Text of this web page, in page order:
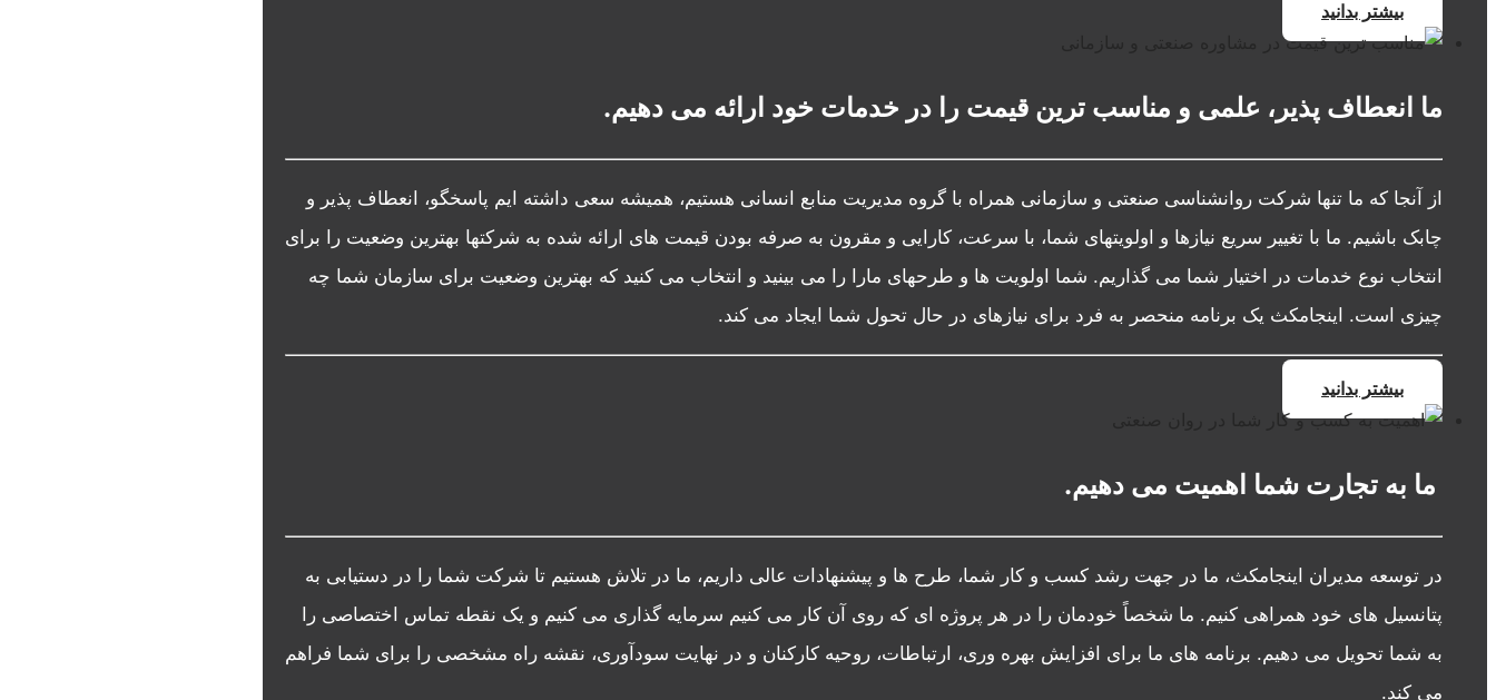
بیشتر بدانید
ما انعطاف پذیر، علمی و مناسب ترین قیمت را در خدمات خود ارائه می دهیم.
از آنجا که ما تنها شرکت روانشناسی صنعتی و سازمانی همراه با گروه مدیریت منابع انسانی هستیم، همیشه سعی داشته ایم پاسخگو، انعطاف پذیر و
چابک باشیم. ما با تغییر سریع نیازها و اولویتهای شما، با سرعت، کارایی و مقرون به صرفه بودن قیمت های ارائه شده به شرکتها بهترین وضعیت را برای
انتخاب نوع خدمات در اختیار شما می گذاریم. شما اولویت ها و طرحهای مارا را می بینید و انتخاب می کنید که بهترین وضعیت برای سازمان شما چه
چیزی است. اینجامکث یک برنامه منحصر به فرد برای نیازهای در حال تحول شما ایجاد می کند.
بیشتر بدانید
ما به تجارت شما اهمیت می دهیم.
در توسعه مدیران اینجامکث، ما در جهت رشد کسب و کار شما، طرح ها و پیشنهادات عالی داریم، ما در تلاش هستیم تا شرکت شما را در دستیابی به
پتانسیل های خود همراهی کنیم. ما شخصاً خودمان را در هر پروژه ای که روی آن کار می کنیم سرمایه گذاری می کنیم و یک نقطه تماس اختصاصی را
به شما تحویل می دهیم. برنامه های ما برای افزایش بهره وری، ارتباطات، روحیه کارکنان و در نهایت سودآوری، نقشه راه مشخصی را برای شما فراهم
می کند.